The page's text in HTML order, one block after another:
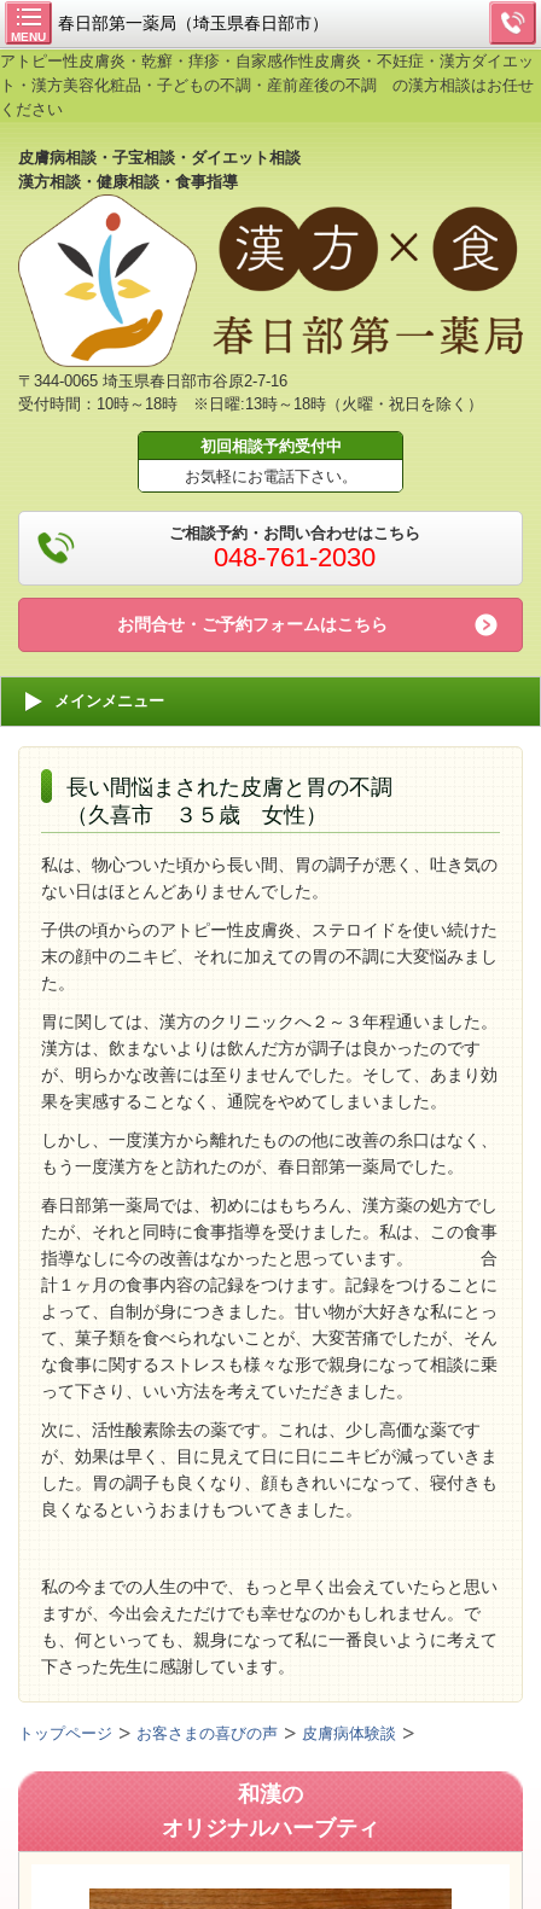
MENU
春日部第一薬局（埼玉県春日部市）
アトピー性皮膚炎・乾癬・痒疹・自家感作性皮膚炎・不妊症・漢方ダイエッ
ト・漢方美容化粧品・子どもの不調・産前産後の不調 の漢方相談はお任せ
ください
皮膚病相談・子宝相談・ダイエット相談
漢方相談・健康相談・食事指導
〒344-0065 埼玉県春日部市谷原2-7-16
受付時間：10時～18時 ※日曜:13時～18時（火曜・祝日を除く）
初回相談予約受付中
お気軽にお電話下さい。
ご相談予約・お問い合わせはこちら
048-761-2030
お問合せ・ご予約フォームはこちら
メインメニュー
長い間悩まされた皮膚と胃の不調
（久喜市 ３５歳 女性）
私は、物心ついた頃から長い間、胃の調子が悪く、吐き気の
ない日はほとんどありませんでした。
子供の頃からのアトピー性皮膚炎、ステロイドを使い続けた
末の顔中のニキビ、それに加えての胃の不調に大変悩みまし
た。
胃に関しては、漢方のクリニックへ２～３年程通いました。
漢方は、飲まないよりは飲んだ方が調子は良かったのです
が、明らかな改善には至りませんでした。そして、あまり効
果を実感することなく、通院をやめてしまいました。
しかし、一度漢方から離れたものの他に改善の糸口はなく、
もう一度漢方をと訪れたのが、春日部第一薬局でした。
春日部第一薬局では、初めにはもちろん、漢方薬の処方でし
たが、それと同時に食事指導を受けました。私は、この食事
指導なしに今の改善はなかったと思っています。 合
計１ヶ月の食事内容の記録をつけます。記録をつけることに
よって、自制が身につきました。甘い物が大好きな私にとっ
て、菓子類を食べられないことが、大変苦痛でしたが、そん
な食事に関するストレスも様々な形で親身になって相談に乗
って下さり、いい方法を考えていただきました。
次に、活性酸素除去の薬です。これは、少し高価な薬です
が、効果は早く、目に見えて日に日にニキビが減っていきま
した。胃の調子も良くなり、顔もきれいになって、寝付きも
良くなるというおまけもついてきました。
私の今までの人生の中で、もっと早く出会えていたらと思い
ますが、今出会えただけでも幸せなのかもしれません。で
も、何といっても、親身になって私に一番良いように考えて
下さった先生に感謝しています。
トップページ お客さまの喜びの声 皮膚病体験談
和漢の
オリジナルハーブティ